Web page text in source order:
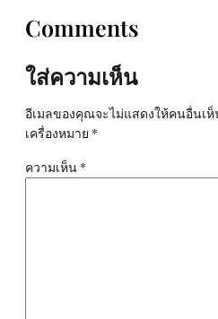
Comments
ใส่ความเห็น
อีเมลของคุณจะไม่แสดงให้คนอื่นเ
เครื่องหมาย *
ความเห็น *